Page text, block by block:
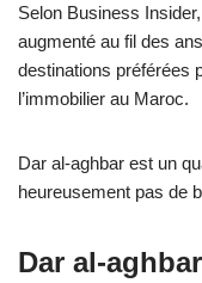
Selon Business
augmenté au fil des
destinations préférées
l’immobilier au Maroc.
Dar al-aghbar est un
heureusement pas de
Dar al-